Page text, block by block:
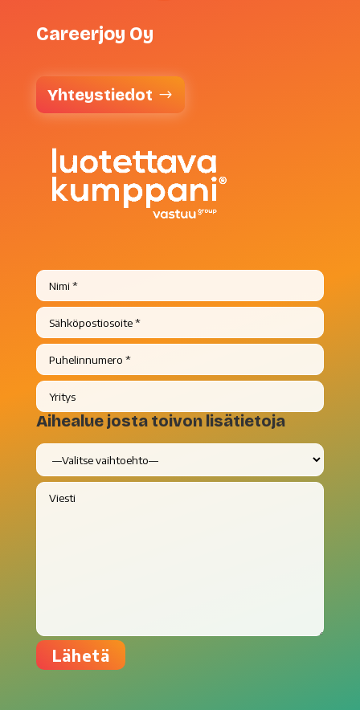
Careerjoy Oy
Yhteystiedot
Aihealue josta toivon lisätietoja